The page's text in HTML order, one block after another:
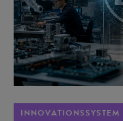
INNOVATIONSSYSTEM